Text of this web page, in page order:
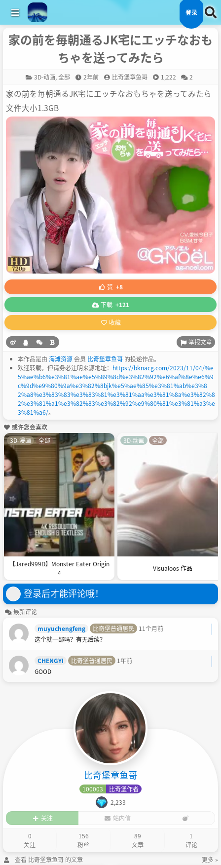
登录
家の前を毎朝通るJK宅にエッチなおも
ちゃを送ってみたら
3D-动画,全部 2年前 比奇堡章鱼哥 1,222 2
家の前を毎朝通るJK宅にエッチなおもちゃを送ってみたら
文件大小1.3GB
赞 +8
下载 +121
收藏
举报文章
本作品是由 海滩资源会员 比奇堡章鱼哥 的投递作品。
欢迎转载，但请务必注明来源地址： https://bknacg.com/2023/11/04/%e
5%ae%b6%e3%81%ae%e5%89%8d%e3%82%92%e6%af%8e%e6%9
c%9d%e9%80%9a%e3%82%8bjk%e5%ae%85%e3%81%ab%e3%8
2%a8%e3%83%83%e3%83%81%e3%81%aa%e3%81%8a%e3%82%8
2%e3%81%a1%e3%82%83%e3%82%92%e9%80%81%e3%81%a3%e
3%81%a6/。
或许您会喜欢
【Jared999D】Monster Eater Origin
4
3D-漫画 全部
Visualoos 作品
3D-动画 全部
登录后才能评论哦！
最新评论
muyuchengfeng
比奇堡普通居民
11个月前
这个就一部吗？有无后续？
CHENGYI 比奇堡普通居民
1年前
GOOD
比奇堡章鱼哥
100003
比奇堡作者
2,233
关注
站内信
0
关注
156
粉丝
89
文章
1
评论
查看 比奇堡章鱼哥 的文章
更多 »